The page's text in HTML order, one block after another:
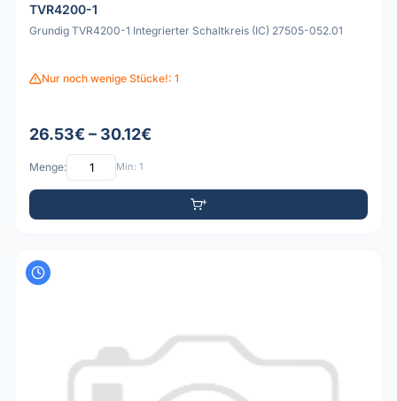
TVR4200-1
Grundig TVR4200-1 Integrierter Schaltkreis (IC) 27505-052.01
Nur noch wenige Stücke!: 1
26.53€ – 30.12€
Menge: Min: 1